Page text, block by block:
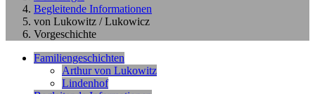
Begleitende Informationen
von Lukowitz / Lukowicz
Vorgeschichte
Familiengeschichten
Arthur von Lukowitz
Lindenhof